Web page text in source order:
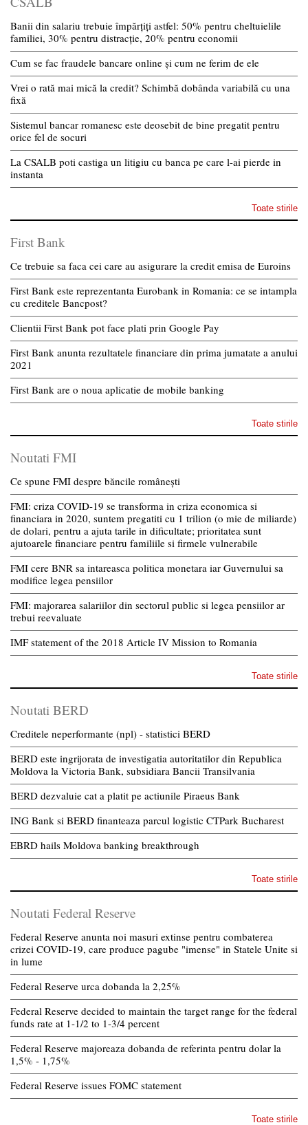
Banii din salariu trebuie împărțiți astfel: 50% pentru cheltuielile
familiei, 30% pentru distracție, 20% pentru economii
Cum se fac fraudele bancare online și cum ne ferim de ele
Vrei o rată mai mică la credit? Schimbă dobânda variabilă cu una
fixă
Sistemul bancar romanesc este deosebit de bine pregatit pentru
orice fel de socuri
La CSALB poti castiga un litigiu cu banca pe care l-ai pierde in
instanta
Toate stirile
First Bank
Ce trebuie sa faca cei care au asigurare la credit emisa de Euroins
First Bank este reprezentanta Eurobank in Romania: ce se intampla
cu creditele Bancpost?
Clientii First Bank pot face plati prin Google Pay
First Bank anunta rezultatele financiare din prima jumatate a anului
2021
First Bank are o noua aplicatie de mobile banking
Toate stirile
Noutati FMI
Ce spune FMI despre băncile românești
FMI: criza COVID-19 se transforma in criza economica si
financiara in 2020, suntem pregatiti cu 1 trilion (o mie de miliarde)
de dolari, pentru a ajuta tarile in dificultate; prioritatea sunt
ajutoarele financiare pentru familiile si firmele vulnerabile
FMI cere BNR sa intareasca politica monetara iar Guvernului sa
modifice legea pensiilor
FMI: majorarea salariilor din sectorul public si legea pensiilor ar
trebui reevaluate
IMF statement of the 2018 Article IV Mission to Romania
Toate stirile
Noutati BERD
Creditele neperformante (npl) - statistici BERD
BERD este ingrijorata de investigatia autoritatilor din Republica
Moldova la Victoria Bank, subsidiara Bancii Transilvania
BERD dezvaluie cat a platit pe actiunile Piraeus Bank
ING Bank si BERD finanteaza parcul logistic CTPark Bucharest
EBRD hails Moldova banking breakthrough
Toate stirile
Noutati Federal Reserve
Federal Reserve anunta noi masuri extinse pentru combaterea
crizei COVID-19, care produce pagube "imense" in Statele Unite si
in lume
Federal Reserve urca dobanda la 2,25%
Federal Reserve decided to maintain the target range for the federal
funds rate at 1-1/2 to 1-3/4 percent
Federal Reserve majoreaza dobanda de referinta pentru dolar la
1,5% - 1,75%
Federal Reserve issues FOMC statement
Toate stirile